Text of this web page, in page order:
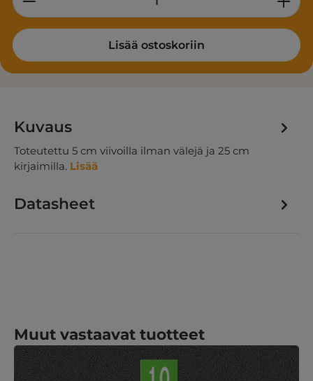
Lisää ostoskoriin
Kuvaus
Toteutettu 5 cm viivoilla ilman välejä ja 25 cm
kirjaimilla. Lisää
Datasheet
Ohita tuotegalleria
Muut vastaavat tuotteet